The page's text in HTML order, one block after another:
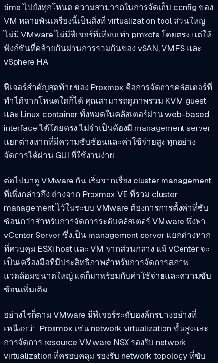
time ไปยังทุกโหนด ความสามารถในการจัดเก็บ config ของ
VM หลายพันเครื่องนี้เป็นสิ่งที่ virtualization tool ส่วนใหญ่
ไม่มี VMware ไม่มีฟีเจอร์ที่เทียบเท่า pmxcfs โดยตรง แต่ให้
ฟังก์ชันที่คล้ายกันผ่านการรวมกันของ vSAN, VMFS และ
vSphere HA
ฟีเจอร์สำคัญสุดท้ายของ Proxmox คือการจัดการคลัสเตอร์ที่
ทำได้จากโหนดใดก็ได้ คุณสามารถดูภาพรวม KVM guest
และ Linux container ทั้งหมดในคลัสเตอร์ผ่าน web-based
interface ได้โดยตรง ไม่จำเป็นต้องมี management server
แยกต่างหากที่มีความซับซ้อนและค่าใช้จ่ายสูง ทุกอย่าง
จัดการได้ผ่าน GUI ที่ใช้งานง่าย
ต่อไปมาดู VMware กัน เริ่มจากเรื่อง cluster management
ที่เพิ่งกล่าวถึง ต่างจาก Proxmox VE ที่รวม cluster
management ไว้ในระบบ VMware ต้องการการตั้งค่าที่ซับ
ซ้อนกว่าสำหรับการจัดการระดับคลัสเตอร์ VMware พึ่งพา
vCenter Server ซึ่งเป็น management server แยกต่างหาก
ที่ควบคุม ESXi host และ VM จากส่วนกลาง แม้ vCenter จะ
เป็นเครื่องมือที่มีประสิทธิภาพสำหรับการจัดการสภาพ
แวดล้อมขนาดใหญ่ แต่ก็มาพร้อมกับค่าใช้จ่ายและความซับ
ซ้อนเพิ่มเติม
อย่างไรก็ตาม VMware มีฟีเจอร์ระดับองค์กรบางอย่างที่
เหนือกว่า Proxmox เช่น network virtualization ขั้นสูงและ
การจัดการ resource VMware NSX รองรับ network
virtualization ที่ครอบคลุม รองรับ network topology ที่ซับ